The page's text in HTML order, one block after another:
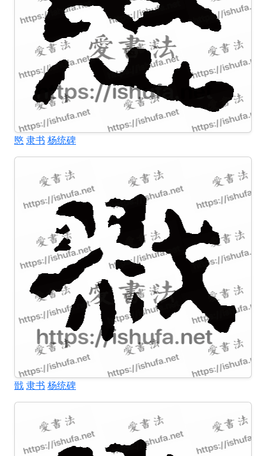
愍 隶书 杨统碑
戩隶书 杨统碑